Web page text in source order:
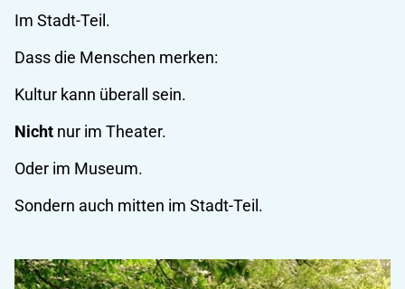
Im Stadt-Teil.
Dass die Menschen merken:
Kultur kann überall sein.
Nicht nur im Theater.
Oder im Museum.
Sondern auch mitten im Stadt-Teil.